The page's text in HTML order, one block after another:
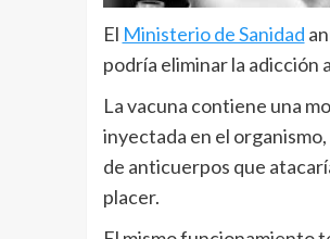
El Ministerio de Sanidad
podría eliminar la adicción
La vacuna contiene una
inyectada en el
de anticuerpos que
placer.